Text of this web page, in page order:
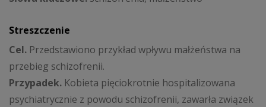
Streszczenie
Cel. Przedstawiono przykład wpływu małżeństwa na
przebieg schizofrenii.
Przypadek. Kobieta pięciokrotnie hospitalizowana
psychiatrycznie z powodu schizofrenii, zawarła związek